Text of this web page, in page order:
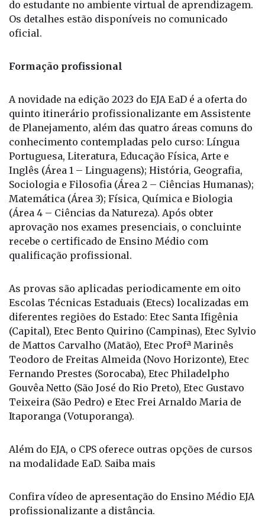
exercícios com correção comentada à disposição
do estudante no ambiente virtual de aprendizagem.
Os detalhes estão disponíveis no
A novidade na edição 2023 do EJA EaD é a oferta do
quinto itinerário profissionalizante em Assistente
de Planejamento, além das quatro áreas comuns do
conhecimento contempladas pelo curso: Língua
Portuguesa, Literatura, Educação Física, Arte e
Inglês (Área 1 – Linguagens); História, Geografia,
Sociologia e Filosofia (Área 2 – Ciências Humanas);
Matemática (Área 3); Física, Química e Biologia
(Área 4 – Ciências da Natureza). Após obter
aprovação nos exames presenciais, o concluinte
recebe o certificado de Ensino Médio com
As provas são aplicadas periodicamente em oito
Escolas Técnicas Estaduais (Etecs) localizadas em
diferentes regiões do Estado: Etec Santa Ifigênia
(Capital), Etec Bento Quirino (Campinas), Etec Sylvio
de Mattos Carvalho (Matão), Etec Profª Marinês
Teodoro de Freitas Almeida (Novo Horizonte), Etec
Fernando Prestes (Sorocaba), Etec Philadelpho
Gouvêa Netto (São José do Rio Preto), Etec Gustavo
Teixeira (São Pedro) e Etec Frei Arnaldo Maria de
Além do EJA, o CPS oferece outras opções de cursos
Confira vídeode apresentação do Ensino Médio EJA